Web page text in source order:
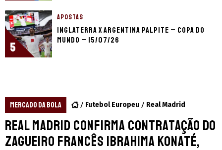
5
APOSTAS
Inglaterra x Argentina palpite – Copa do
Mundo – 15/07/26
MERCADO DA BOLA Futebol Europeu Real Madrid
Real Madrid confirma contratação do
zagueiro francês Ibrahima Konaté,